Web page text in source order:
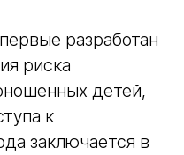
разработан
риска
детей,
к
заключается в